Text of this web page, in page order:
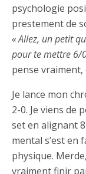
psychologie
prestement de
« Allez, un petit
pour te mettre 6/
pense vraiment,
Je lance mon
2-0. Je viens de
set en alignant
mental s’est en
physique.
vraiment finir